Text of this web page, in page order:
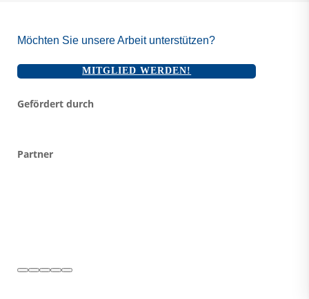
Möchten Sie unsere Arbeit unterstützen?
MITGLIED WERDEN!
Gefördert durch
Partner